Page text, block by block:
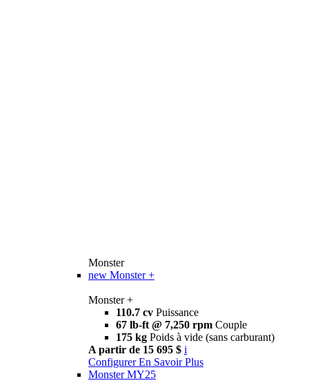
Monster
new Monster +
Monster +
110.7 cv Puissance
67 lb-ft @ 7,250 rpm Couple
175 kg Poids à vide (sans carburant)
A partir de 15 695 $ i
Configurer En Savoir Plus
Monster MY25